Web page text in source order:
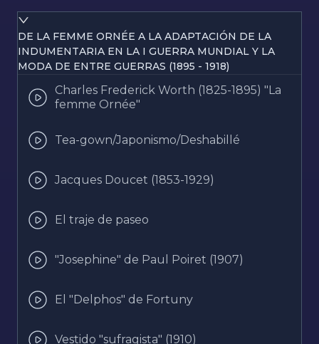
DE LA FEMME ORNÉE A LA ADAPTACIÓN DE LA
INDUMENTARIA EN LA I GUERRA MUNDIAL Y LA
MODA DE ENTRE GUERRAS (1895 - 1918)
Charles Frederick Worth (1825-1895) "La
femme Ornée"
Tea-gown/Japonismo/Deshabillé
Jacques Doucet (1853-1929)
El traje de paseo
"Josephine" de Paul Poiret (1907)
El "Delphos" de Fortuny
Vestido "sufragista" (1910)